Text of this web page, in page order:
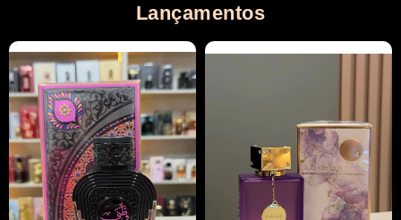
Lançamentos